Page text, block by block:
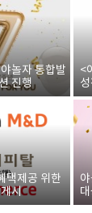
놀자 통합발
진행
<
택제공 위한
시